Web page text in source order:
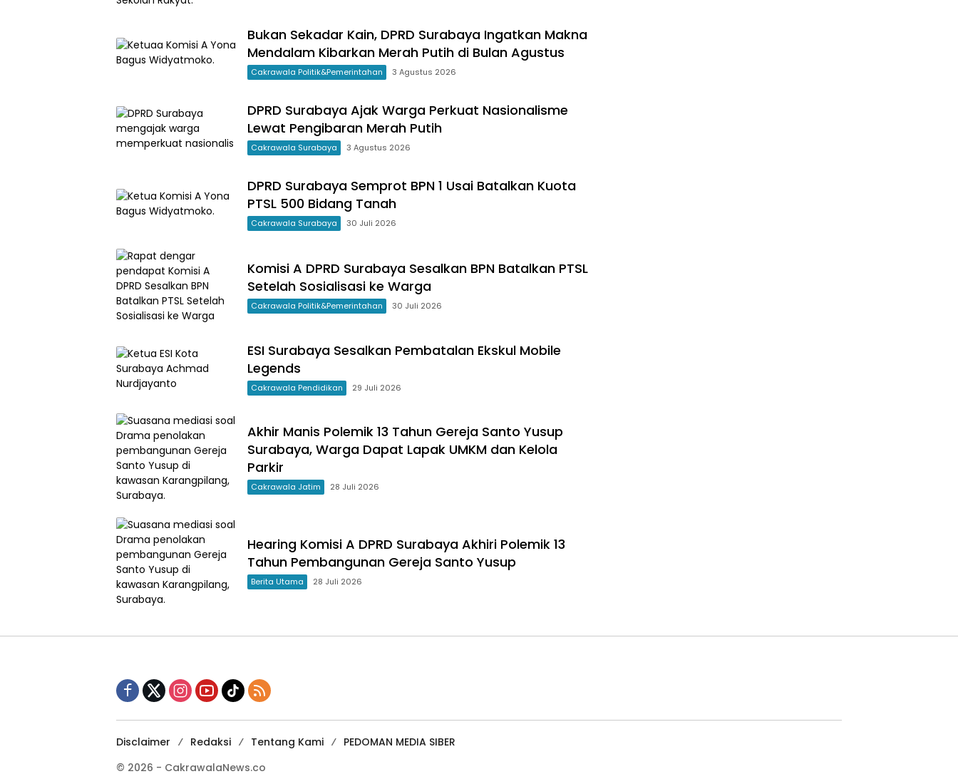
Bukan Sekadar Kain, DPRD Surabaya Ingatkan Makna
Mendalam Kibarkan Merah Putih di Bulan Agustus
Cakrawala Politik&Pemerintahan 3 Agustus 2026
DPRD Surabaya Ajak Warga Perkuat Nasionalisme
Lewat Pengibaran Merah Putih
Cakrawala Surabaya 3 Agustus 2026
DPRD Surabaya Semprot BPN 1 Usai Batalkan Kuota
PTSL 500 Bidang Tanah
Cakrawala Surabaya 30 Juli 2026
Komisi A DPRD Surabaya Sesalkan BPN Batalkan PTSL
Setelah Sosialisasi ke Warga
Cakrawala Politik&Pemerintahan 30 Juli 2026
ESI Surabaya Sesalkan Pembatalan Ekskul Mobile
Legends
Cakrawala Pendidikan 29 Juli 2026
Akhir Manis Polemik 13 Tahun Gereja Santo Yusup
Surabaya, Warga Dapat Lapak UMKM dan Kelola
Parkir
Cakrawala Jatim 28 Juli 2026
Hearing Komisi A DPRD Surabaya Akhiri Polemik 13
Tahun Pembangunan Gereja Santo Yusup
Berita Utama 28 Juli 2026
Disclaimer Redaksi Tentang Kami
PEDOMAN MEDIA SIBER
© 2026 - CakrawalaNews.co